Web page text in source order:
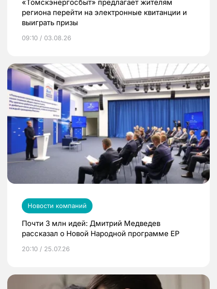
«Томскэнергосбыт» предлагает жителям
региона перейти на электронные квитанции и
выиграть призы
09:10 / 03.08.26
Новости компаний
Почти 3 млн идей: Дмитрий Медведев
рассказал о Новой Народной программе ЕР
20:10 / 25.07.26